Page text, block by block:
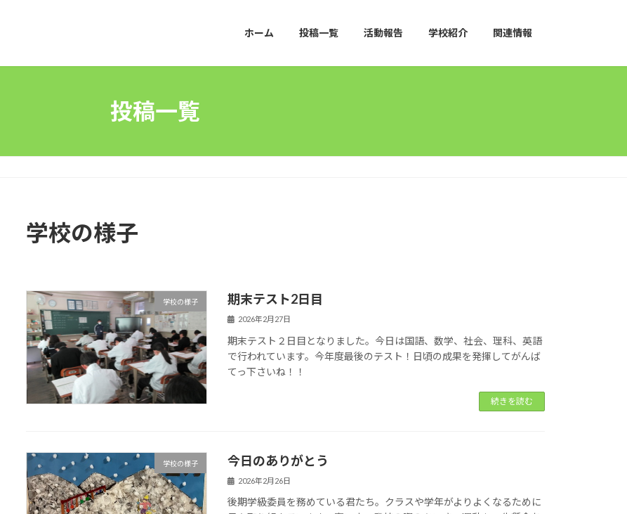
ホーム 投稿一覧 活動報告 学校紹介 関連情報
投稿一覧
学校の様子
学校の様子 期末テスト2日目
2026年2月27日
期末テスト２日目となりました。今日は国語、数学、社会、理科、英語
で行われています。今年度最後のテスト！日頃の成果を発揮してがんば
てっ下さいね！！
続きを読む
学校の様子 今日のありがとう
2026年2月26日
後期学級委員を務めている君たち。クラスや学年がよりよくなるために